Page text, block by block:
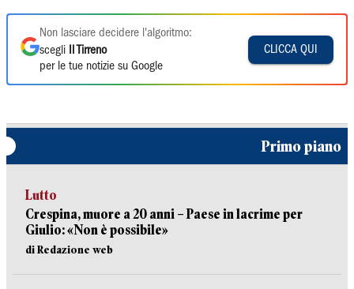
Non lasciare decidere l'algoritmo:
scegli
Il Tirreno
per le tue notizie su Google
CLICCA QUI
Primo piano
Lutto
Crespina, muore a 20 anni – Paese in lacrime per
Giulio: «Non è possibile»
di Redazione web